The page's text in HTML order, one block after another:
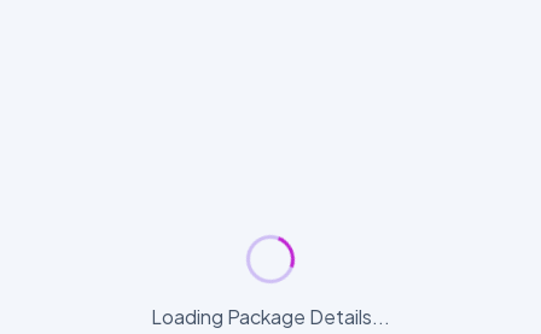
Loading Package Details...